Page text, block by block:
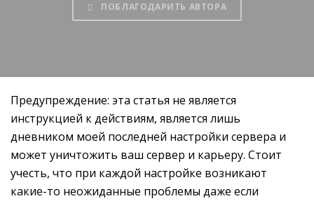
ПОБЛАГОДАРИТЬ АВТОРА
Предупреждение: эта статья не является
инструкцией к действиям, является лишь
дневником моей последней настройки сервера и
может уничтожить ваш сервер и карьеру. Стоит
учесть, что при каждой настройке возникают
какие-то неожиданные проблемы даже если